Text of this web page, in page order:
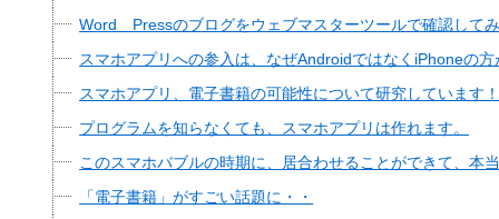
Word Pressのブログをウェブマスターツールで確認して
スマホアプリへの参入は、なぜAndroidではなくiPhoneの
スマホアプリ、電子書籍の可能性について研究しています
プログラムを知らなくても、スマホアプリは作れます。
このスマホバブルの時期に、居合わせることができて、本
「電子書籍」がすごい話題に・・